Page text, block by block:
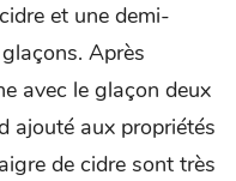
et une demi-
Après
avec le glaçon deux
ajouté aux propriétés
de cidre sont très